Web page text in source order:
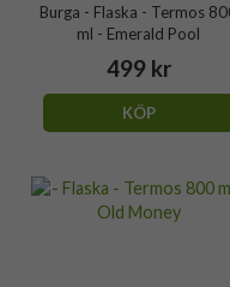
Burga - Flaska - Termos
ml - Emerald Pool
499 kr
KÖP